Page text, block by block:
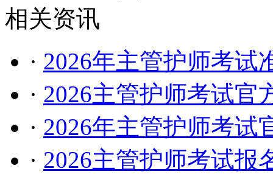
相关资讯
· 2026年主管护师考试
· 2026主管护师考试官
· 2026年主管护师考试
· 2026主管护师考试报